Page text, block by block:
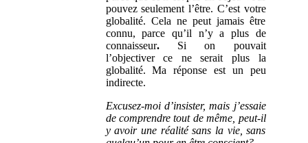
pouvez seulement l’être. C’est votre
globalité. Cela ne peut jamais être
connu, parce qu’il n’y a plus de
connaisseur. Si on
pouvait
l’objectiver ce ne serait plus
la
globalité. Ma réponse est un peu
indirecte.
Excusez-moi d’insister, mais j’essaie
de comprendre tout de même, peut-il
y avoir une réalité sans la vie, sans